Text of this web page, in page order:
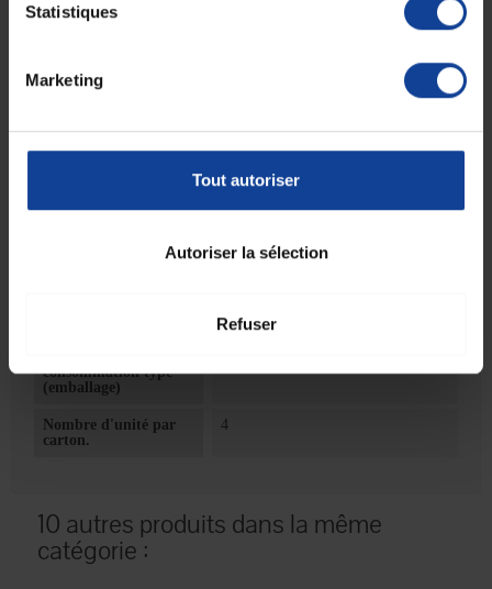
Statistiques
Marketing
Tout autoriser
Autoriser la sélection
Refuser
• Présentation :
Taille protection S
Absorption en gouttes 6 gouttes
consommation type
(emballage)
Nombre d'unité par
carton.
4
10 autres produits dans la même
catégorie :